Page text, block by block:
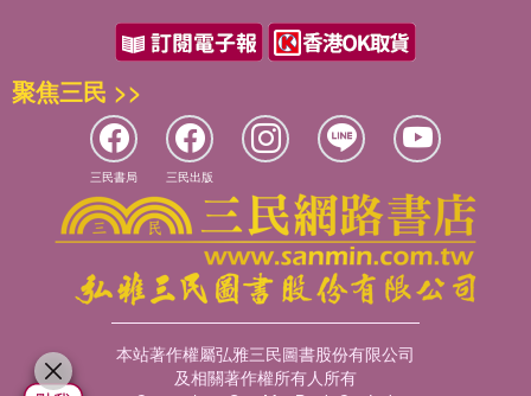
聚焦三民 >>
三民書局 三民出版
本站著作權屬弘雅三民圖書股份有限公司
及相關著作權所有人所有